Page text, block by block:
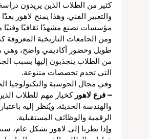
كثير من الطلاب الذين يريدون
والتعبير الفني. وهذا يمنح لاهور
مؤسسات تصنع مشهدًا ثقافيًا وفنيًا
ومن الجامعات التاريخية المعروفة
طويل وحضور أكاديمي واضح، وهي
من الطلاب ينجذبون إليها بسبب
التي تخدم تخصصات متنوعة.
وفي مجال الحوسبة والتكنولوجيا
– فرع لاهور كخيار مهم للطلاب
والهندسة الحديثة. ويُنظر إليه
الرقمية والوظائف المستقبلية.
وإذا نظرنا إلى لاهور بشكل عام،